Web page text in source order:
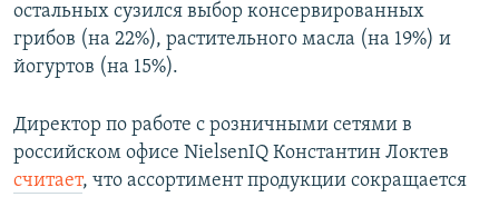
остальных сузился выбор консервированных
грибов (на 22%), растительного масла (на 19%) и
йогуртов (на 15%).
Директор по работе с розничными сетями в
российском офисе NielsenIQ Константин Локтев
считает, что ассортимент продукции сокращается